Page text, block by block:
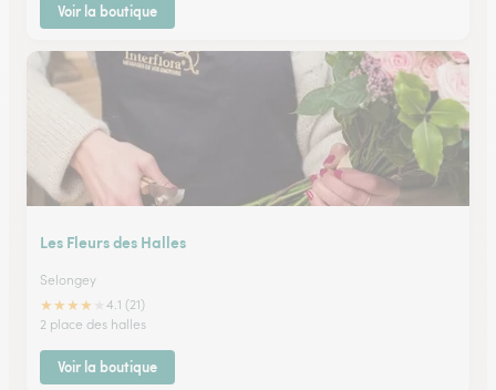
Voir la boutique
Les Fleurs des Halles
Selongey
★★★★
4.1 (21)
2 place des halles
Voir la boutique